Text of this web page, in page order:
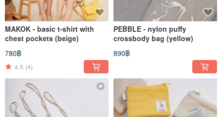
MAKOK - basic t-shirt with
chest pockets (beige)
780฿
4.5 (4)
PEBBLE - nylon puffy
crossbody bag (yellow)
890฿